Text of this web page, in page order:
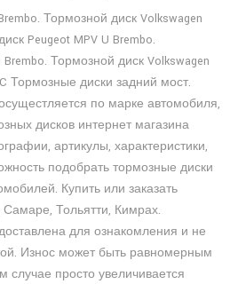
Тормозной диск Volkswagen
Peugeot MPV U Brembo.
Тормозной диск Volkswagen
Тормозные диски задний мост.
по марке автомобиля,
дисков интернет магазина
артикулы, характеристики,
подобрать тормозные диски
Купить или заказать
Тольятти, Кимрах.
для ознакомления и не
Износ может быть равномерным
просто увеличивается